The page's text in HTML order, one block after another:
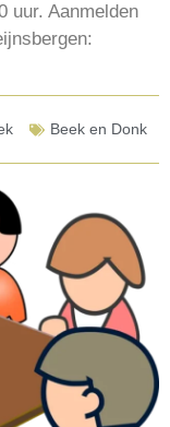
uur. Aanmelden
Beek en Donk